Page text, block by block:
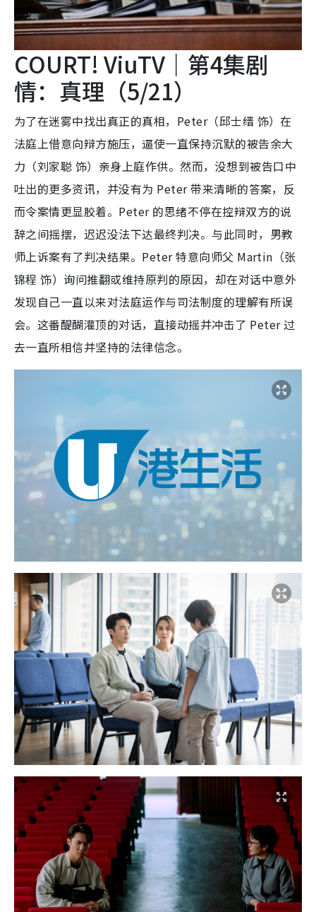
COURT! ViuTV｜第4集剧
情：真理（5/21）
为了在迷雾中找出真正的真相，Peter（邱士缙 饰）在
法庭上借意向辩方施压，逼使一直保持沉默的被告余大
力（刘家聪 饰）亲身上庭作供。然而，没想到被告口中
吐出的更多资讯，并没有为 Peter 带来清晰的答案，反
而令案情更显胶着。Peter 的思绪不停在控辩双方的说
辞之间摇摆，迟迟没法下达最终判决。与此同时，男教
师上诉案有了判决结果。Peter 特意向师父 Martin（张
锦程 饰）询问推翻或维持原判的原因，却在对话中意外
发现自己一直以来对法庭运作与司法制度的理解有所误
会。这番醍醐灌顶的对话，直接动摇并冲击了 Peter 过
去一直所相信并坚持的法律信念。